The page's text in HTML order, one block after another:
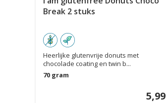
Break 2 stuks
Heerlijke glutenvrije donuts met
chocolade coating en twin b...
70 gram
5,99